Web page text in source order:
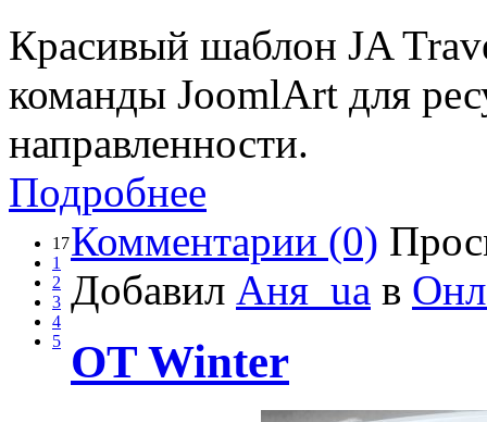
Красивый шаблон JA
команды JoomlArt для
направленности.
Подробнее
17
1
2
3
4
5
Комментарии (0)
Добавил Аня_ua в
OT Winter